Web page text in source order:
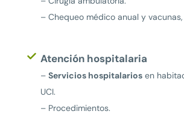
– Chequeo médico anual y
Atención hospitalaria
– Servicios hospitalariosen
UCI.
– Procedimientos.